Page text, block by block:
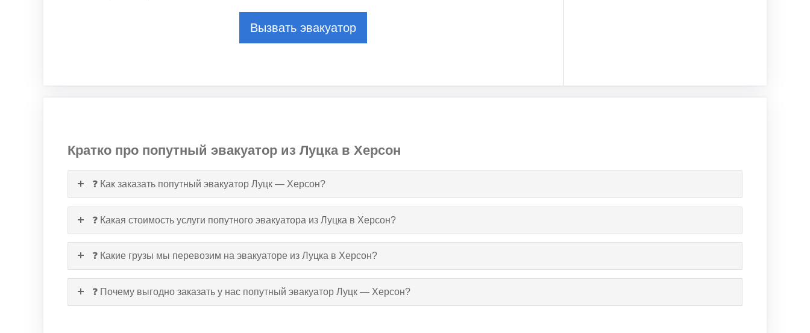
Вызвать эвакуатор
Кратко про попутный эвакуатор из Луцка в Херсон
❓ Как заказать попутный эвакуатор Луцк — Херсон?
❓ Какая стоимость услуги попутного эвакуатора из Луцка в Херсон?
❓ Какие грузы мы перевозим на эвакуаторе из Луцка в Херсон?
❓ Почему выгодно заказать у нас попутный эвакуатор Луцк — Херсон?